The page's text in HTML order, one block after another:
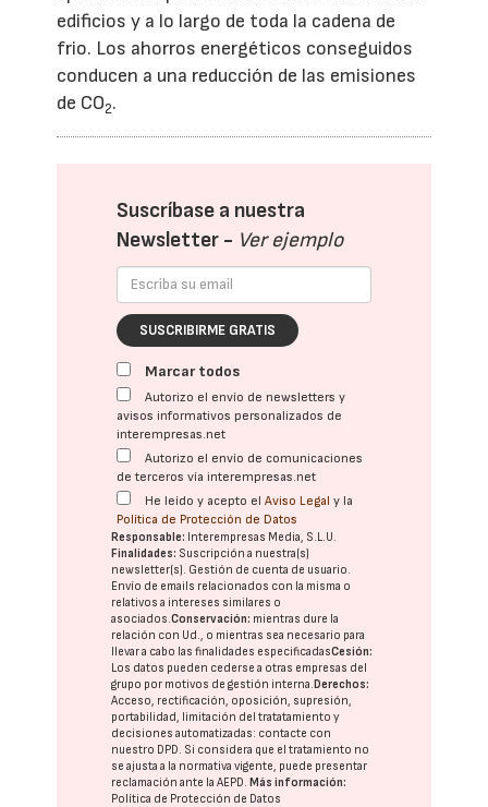
edificios y a lo largo de toda la cadena de
frio. Los ahorros energéticos conseguidos
conducen a una reducción de las emisiones
de CO2.
Suscríbase a nuestra
Newsletter - Ver ejemplo
SUSCRIBIRME GRATIS
Marcar todos
Autorizo el envío de newsletters y
avisos informativos personalizados de
interempresas.net
Autorizo el envío de comunicaciones
de terceros vía interempresas.net
He leído y acepto elAviso Legal y la
Política de Protección de Datos
Responsable: Interempresas Media, S.L.U.
Finalidades: Suscripción a nuestra(s)
newsletter(s). Gestión de cuenta de usuario.
Envío de emails relacionados con la misma o
relativos a intereses similares o
asociados.Conservación: mientras dure la
relación con Ud., o mientras sea necesario para
llevar a cabo las finalidades especificadasCesión:
Los datos pueden cederse a otras empresas del
grupo por motivos de gestión interna.Derechos:
Acceso, rectificación, oposición, supresión,
portabilidad, limitación del tratatamiento y
decisiones automatizadas: contacte con
nuestro DPD. Si considera que el tratamiento no
se ajusta a la normativa vigente, puede presentar
reclamación ante laAEPD.Más información:
Política de Protección de Datos